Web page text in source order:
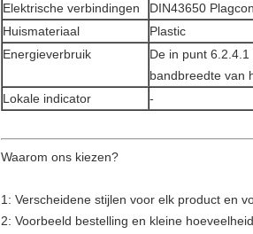
Elektrische verbindingen
DIN43650
Huismateriaal
Plastic
Energieverbruik
De in punt
bandbreedte van
Lokale indicator
-
Waarom ons kiezen?
1: Verscheidene stijlen voor elk product en
2: Voorbeeld bestelling en kleine